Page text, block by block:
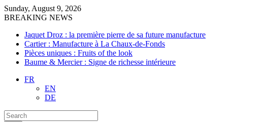
Sunday, August 9, 2026
BREAKING NEWS
Jaquet Droz : la première pierre de sa future manufacture
Cartier : Manufacture à La Chaux-de-Fonds
Pièces uniques : Fruits of the look
Baume & Mercier : Signe de richesse intérieure
FR
EN
DE